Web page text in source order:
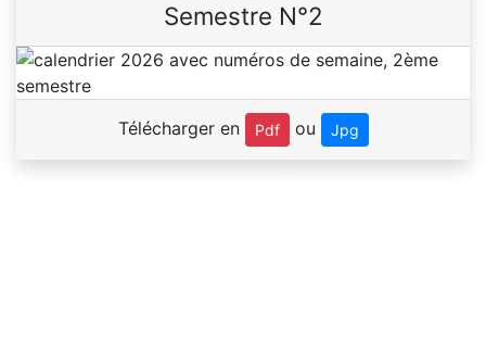
Semestre N°2
Télécharger en Pdf ou Jpg